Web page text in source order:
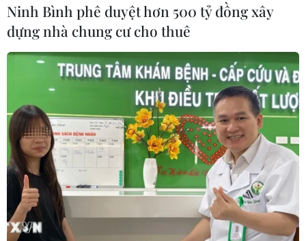
Ninh Bình phê duyệt hơn 500 tỷ đồng xây
dựng nhà chung cư cho thuê